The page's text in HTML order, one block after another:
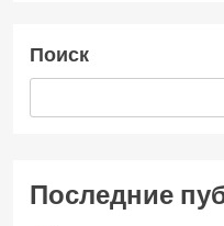
Поиск
Последние